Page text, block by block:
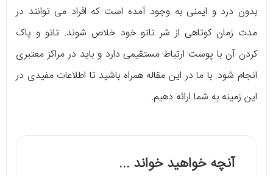
بدون درد و ایمنی به وجود آمده است که افراد می توانند در
مدت زمان کوتاهی از شر تاتو خود خلاص شوند. تاتو و پاک
کردن آن با پوست ارتباط مستقیمی دارد و باید در مراکز معتبری
انجام شود. با ما در این مقاله همراه باشید تا اطلاعات مفیدی در
این زمینه به شما ارائه دهیم.
آنچه خواهید خواند ...